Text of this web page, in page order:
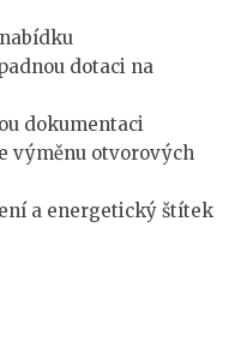
dotaci na
dokumentaci
výměnu otvorových
a energetický štítek